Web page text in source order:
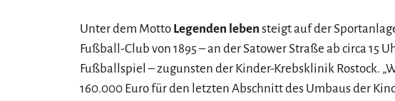
Unter dem Motto Legenden leben steigt auf der
Fußball-Club von 1895 – an der Satower Straße ab circa 15
Fußballspiel – zugunsten der Kinder-Krebsklinik Rostock.
160.000 Euro für den letzten Abschnitt des Umbaus der